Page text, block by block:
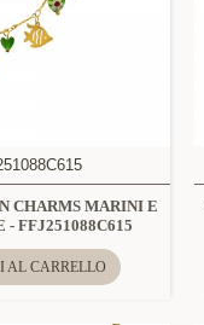
CHARMS MARINI E
- FFJ251088C615
AL CARRELLO